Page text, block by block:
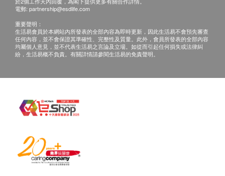
電郵: partnership@esdlife.com
重要聲明：
生活易會員於本網站內所發表的全部內容為即時更新，因此生活易不會預先審查
任何內容，並不會保證其準確性、完整性及質量。此外，會員所發表的全部內容
均屬個人意見，並不代表生活易之言論及立場。如從而引起任何損失或法律糾
紛，生活易概不負責。有關詳情請參閱生活易的免責聲明。